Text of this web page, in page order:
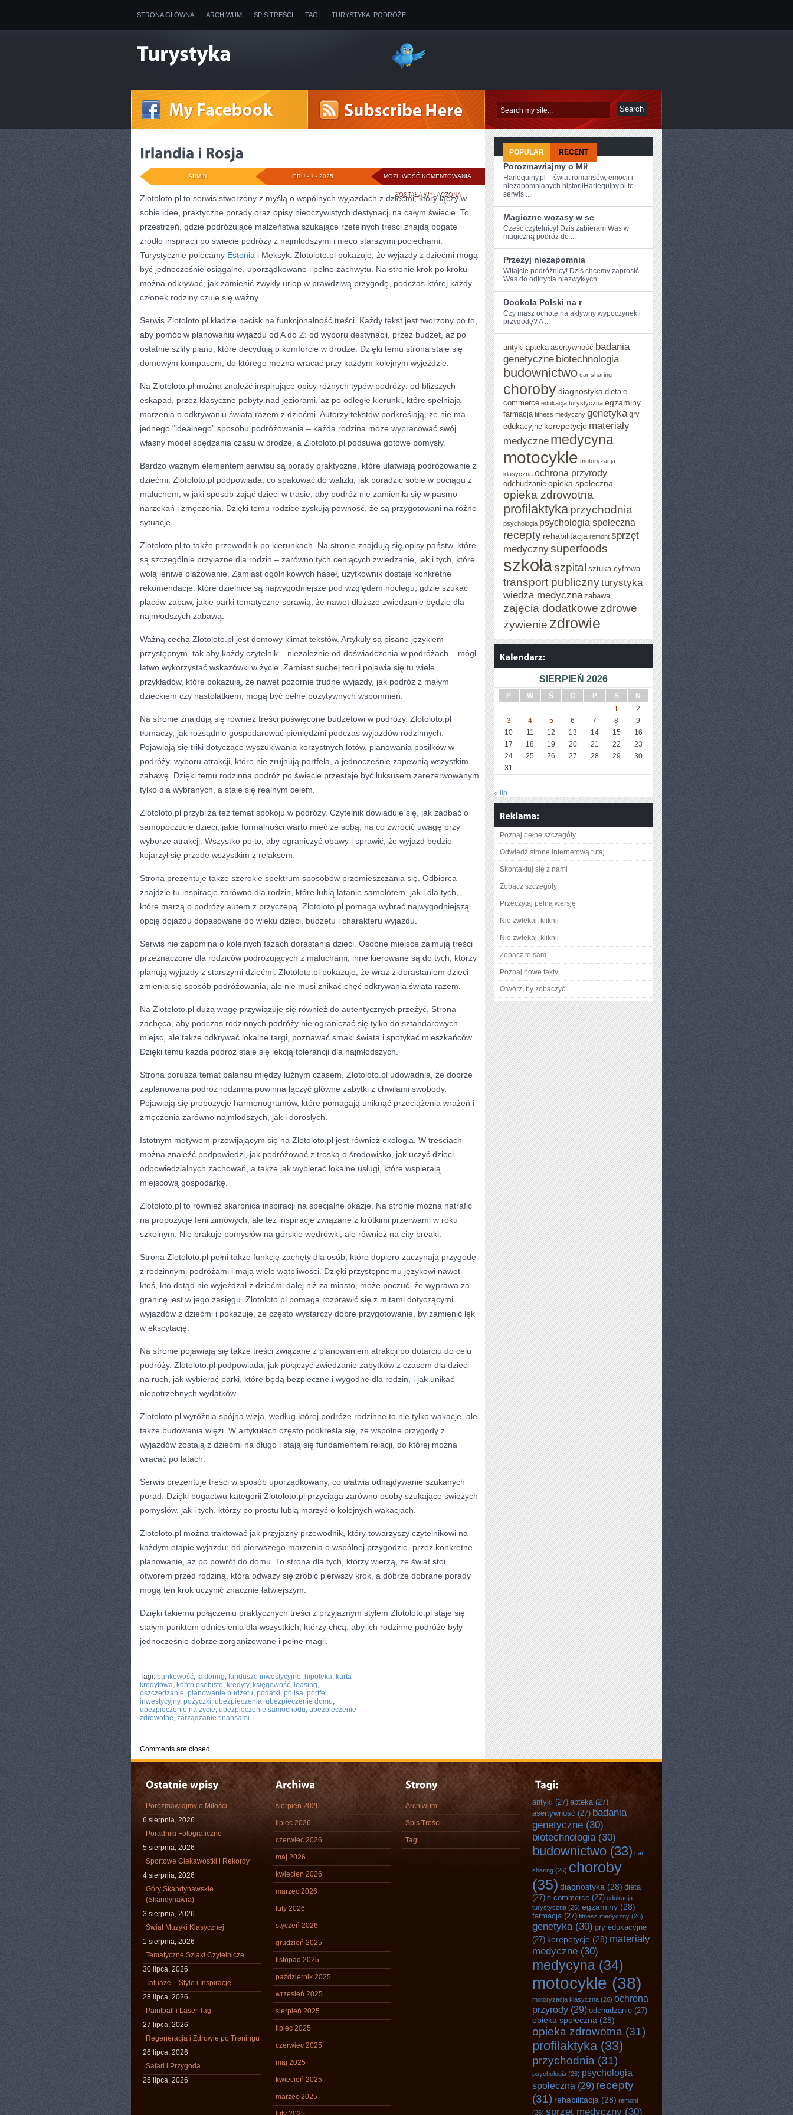
STRONA GŁÓWNA ARCHIWUM SPIS TREŚCI TAGI TURYSTYKA, PODRÓŻE
MOŻLIWOŚĆ KOMENTOWANIA IRLANDIA
ROSJA
ZOSTAŁA WYŁĄCZONA
GRU - 1 - 2025
ADMIN
Zlotoloto.pl to serwis stworzony z myślą o wspólnych wyjazdach z dziećmi, który łączy w
sobie idee, praktyczne porady oraz opisy nieoczywistych destynacji na całym świecie. To
przestrzeń, gdzie podróżujące małżeństwa szukające rzetelnych treści znajdą bogate
źródło inspiracji po świecie podróży z najmłodszymi i nieco starszymi pociechami.
Turystycznie polecamy Estonia i Meksyk. Zlotoloto.pl pokazuje, że wyjazdy z dziećmi mogą
być jednocześnie osiągalne, uporządkowane i pełne zachwytu. Na stronie krok po kroku
można odkrywać, jak zamienić zwykły urlop w prawdziwą przygodę, podczas której każdy
członek rodziny czuje się ważny.
Serwis Zlotoloto.pl kładzie nacisk na funkcjonalność treści. Każdy tekst jest tworzony po to,
aby pomóc w planowaniu wyjazdu od A do Z: od wyboru destynacji, przez budżet, aż po
ostatnie szlify planu, które decydują o komforcie w drodze. Dzięki temu strona staje się
domowym kompasem, do którego można wracać przy każdym kolejnym wyjeździe.
Na Zlotoloto.pl można znaleźć inspirujące opisy różnych typów podróży: od bliższych
eskapad, przez klasyczne pobyty nad jeziorami, aż po odległe kierunki, które spełniają
marzenia o odkrywaniu świata razem z dziećmi. Autorzy tekstów podkreślają, że nie ma
jednego “idealnego” sposobu podróżowania – każda rodzina może wypracować swój
własny model spędzania czasu w drodze, a Zlotoloto.pl podsuwa gotowe pomysły.
Bardzo ważnym elementem serwisu są porady praktyczne, które ułatwiają podróżowanie z
dziećmi. Zlotoloto.pl podpowiada, co spakować do walizki, jak poradzić sobie w pociągu z
maluchem, w jaki sposób zająć dzieci w trasie, aby podróż nie zamieniła się w pasmo
narzekań i zmęczenia. Dzięki temu rodzice zyskują pewność, że są przygotowani na różne
sytuacje.
Zlotoloto.pl to także przewodnik po kierunkach. Na stronie znajdują się opisy państw, które
są szczególnie przyjazne dla rodzin – zarówno tych ceniących zwiedzanie, jak i tych, które
wolą leniwe plażowanie. Zamiast ogólnikowych haseł, użytkownik dostaje konkretne
rekomendacje: które dzielnice są najwygodniejsze pod względem noclegu, gdzie szukać
placów zabaw, jakie parki tematyczne sprawią, że nawet dłuższe zwiedzanie będzie dla
najmłodszych zabawą.
Ważną cechą Zlotoloto.pl jest domowy klimat tekstów. Artykuły są pisane językiem
przystępnym, tak aby każdy czytelnik – niezależnie od doświadczenia w podróżach – mógł
łatwo wykorzystać wskazówki w życie. Zamiast suchej teorii pojawia się tu wiele
przykładów, które pokazują, że nawet pozornie trudne wyjazdy, jak podróż z małym
dzieckiem czy nastolatkiem, mogą być pełne pozytywnych wspomnień.
Na stronie znajdują się również treści poświęcone budżetowi w podróży. Zlotoloto.pl
tłumaczy, jak rozsądnie gospodarować pieniędzmi podczas wyjazdów rodzinnych.
Pojawiają się triki dotyczące wyszukiwania korzystnych lotów, planowania posiłków w
podróży, wyboru atrakcji, które nie zrujnują portfela, a jednocześnie zapewnią wszystkim
zabawę. Dzięki temu rodzinna podróż po świecie przestaje być luksusem zarezerwowanym
tylko dla wybranych, a staje się realnym celem.
Zlotoloto.pl przybliża też temat spokoju w podróży. Czytelnik dowiaduje się, jak zadbać o
samopoczucie dzieci, jakie formalności warto mieć ze sobą, na co zwrócić uwagę przy
wyborze atrakcji. Wszystko po to, aby ograniczyć obawy i sprawić, że wyjazd będzie
kojarzył się przede wszystkim z relaksem.
Strona prezentuje także szerokie spektrum sposobów przemieszczania się. Odbiorca
znajdzie tu inspiracje zarówno dla rodzin, które lubią latanie samolotem, jak i dla tych,
które marzą o podróży autem z przyczepą. Zlotoloto.pl pomaga wybrać najwygodniejszą
opcję dojazdu dopasowane do wieku dzieci, budżetu i charakteru wyjazdu.
Serwis nie zapomina o kolejnych fazach dorastania dzieci. Osobne miejsce zajmują treści
przeznaczone dla rodziców podróżujących z maluchami, inne kierowane są do tych, którzy
planują wyjazdy z starszymi dziećmi. Zlotoloto.pl pokazuje, że wraz z dorastaniem dzieci
zmienia się sposób podróżowania, ale nie musi znikać chęć odkrywania świata razem.
Na Zlotoloto.pl dużą wagę przywiązuje się również do autentycznych przeżyć. Strona
zachęca, aby podczas rodzinnych podróży nie ograniczać się tylko do sztandarowych
miejsc, ale także odkrywać lokalne targi, poznawać smaki świata i spotykać mieszkańców.
Dzięki temu każda podróż staje się lekcją tolerancji dla najmłodszych.
Strona porusza temat balansu między luźnym czasem. Zlotoloto.pl udowadnia, że dobrze
zaplanowana podróż rodzinna powinna łączyć główne zabytki z chwilami swobody.
Pojawiają się propozycje harmonogramów, które pomagają uniknąć przeciążenia wrażeń i
zmęczenia zarówno najmłodszych, jak i dorosłych.
Istotnym motywem przewijającym się na Zlotoloto.pl jest również ekologia. W treściach
można znaleźć podpowiedzi, jak podróżować z troską o środowisko, jak uczyć dzieci
odpowiedzialnych zachowań, a także jak wybierać lokalne usługi, które wspierają
miejscową gospodarkę.
Zlotoloto.pl to również skarbnica inspiracji na specjalne okazje. Na stronie można natrafić
na propozycje ferii zimowych, ale też inspiracje związane z krótkimi przerwami w roku
szkolnym. Nie brakuje pomysłów na górskie wędrówki, ale również na city breaki.
Strona Zlotoloto.pl pełni także funkcję zachęty dla osób, które dopiero zaczynają przygodę
z rodzinnymi podróżami i mają wiele wątpliwości. Dzięki przystępnemu językowi nawet
ktoś, kto dotąd nie wyjeżdżał z dziećmi dalej niż za miasto, może poczuć, że wyprawa za
granicę jest w jego zasięgu. Zlotoloto.pl pomaga rozprawić się z mitami dotyczącymi
wyjazdów z dziećmi i pokazuje, że często wystarczy dobre przygotowanie, by zamienić lęk
w ekscytację.
Na stronie pojawiają się także treści związane z planowaniem atrakcji po dotarciu do celu
podróży. Zlotoloto.pl podpowiada, jak połączyć zwiedzanie zabytków z czasem dla dzieci
na ruch, jak wybierać parki, które będą bezpieczne i wygodne dla rodzin, i jak unikać
niepotrzebnych wydatków.
Zlotoloto.pl wyróżnia spójna wizja, według której podróże rodzinne to nie tylko wakacje, ale
także budowania więzi. W artykułach często podkreśla się, że wspólne przygody z
wyjazdów zostają z dziećmi na długo i stają się fundamentem relacji, do której można
wracać po latach.
Serwis prezentuje treści w sposób uporządkowany, co ułatwia odnajdywanie szukanych
porad. Dzięki bogactwu kategorii Zlotoloto.pl przyciąga zarówno osoby szukające świeżych
pomysłów, jak i tych, którzy po prostu lubią marzyć o kolejnych wakacjach.
Zlotoloto.pl można traktować jak przyjazny przewodnik, który towarzyszy czytelnikowi na
każdym etapie wyjazdu: od pierwszego marzenia o wspólnej przygodzie, przez konkretne
planowanie, aż po powrót do domu. To strona dla tych, którzy wierzą, że świat stoi
otworem przed rodziną, która odważy się zrobić pierwszy krok, a dobrze dobrane porady
mogą ten krok uczynić znacznie łatwiejszym.
Dzięki takiemu połączeniu praktycznych treści z przyjaznym stylem Zlotoloto.pl staje się
stałym punktem odniesienia dla wszystkich, którzy chcą, aby ich rodzinne podróże były
jednocześnie dobrze zorganizowane i pełne magii.
Tagi: bankowość, faktoring, fundusze inwestycyjne, hipoteka, karta
kredytowa, konto osobiste, kredyty, księgowość, leasing,
oszczędzanie, planowanie budżetu, podatki, polisa, portfel
inwestycyjny, pożyczki, ubezpieczenia, ubezpieczenie domu,
ubezpieczenie na życie, ubezpieczenie samochodu, ubezpieczenie
zdrowotne, zarządzanie finansami
Comments are closed.
POPULAR RECENT
Porozmawiajmy o Mił
Harlequiny.pl – świat romansów, emocji i
niezapomnianych historiiHarlequiny.pl to
serwis ...
Magiczne wczasy w se
Cześć czytelnicy! Dziś‌ zabieram Was ⁣w
magiczną podróż do ...
Przeżyj niezapomnia
Witajcie podróżnicy! Dziś chcemy zaprosić
Was do ‌odkrycia niezwykłych ...
Dookoła Polski na r
Czy⁤ masz ochotę na aktywny wypoczynek ​i
przygodę? A ...
antyki apteka asertywność badania
genetyczne biotechnologia
budownictwo car sharing
chorobydiagnostyka dieta e-
commerce edukacja turystyczna egzaminy
farmacja fitness medyczny genetyka gry
edukacyjne korepetycje materiały
medyczne medycyna
motocykle motoryzacja
klasyczna ochrona przyrody
odchudzanie opieka społeczna
opieka zdrowotna
profilaktykaprzychodnia
psychologia psychologia społeczna
recepty rehabilitacja remont sprzęt
medycznysuperfoods
szkołaszpital sztuka cyfrowa
transport publicznyturystyka
wiedza medyczna zabawa
zajęcia dodatkowe zdrowe
żywienie zdrowie
SIERPIEŃ 2026
P W Ś C P S
N
1
2
3
4 5 6 7 8
9
10
11 12 13 14 15
16
17
18 19 20 21 22
23
24
25 26 27 28 29
30
31
« lip
Poznaj pełne szczegóły
Odwiedź stronę internetową tutaj
Skontaktuj się z nami
Zobacz szczegóły
Przeczytaj pełną wersję
Nie zwlekaj, kliknij
Nie zwlekaj, kliknij
Zobacz to sam
Poznaj nowe fakty
Otwórz, by zobaczyć
Porozmawiajmy o Miłości
6 sierpnia, 2026
Poradniki Fotograficzne
5 sierpnia, 2026
Sportowe Ciekawostki i Rekordy
4 sierpnia, 2026
Góry Skandynawskie
(Skandynawia)
3 sierpnia, 2026
Świat Muzyki Klasycznej
1 sierpnia, 2026
Tematyczne Szlaki Czytelnicze
30 lipca, 2026
Tatuaże – Style i Inspiracje
28 lipca, 2026
Paintball i Laser Tag
27 lipca, 2026
Regeneracja i Zdrowie po Treningu
26 lipca, 2026
Safari i Przygoda
25 lipca, 2026
sierpień 2026
lipiec 2026
czerwiec 2026
maj 2026
kwiecień 2026
marzec 2026
luty 2026
styczeń 2026
grudzień 2025
listopad 2025
październik 2025
wrzesień 2025
sierpień 2025
lipiec 2025
czerwiec 2025
maj 2025
kwiecień 2025
marzec 2025
Archiwum
Spis Treści
Tagi
antyki (27) apteka(27)
asertywność (27) badania
genetyczne (30)
biotechnologia(30)
budownictwo (33) car
sharing (26) choroby
(35) diagnostyka (28) dieta
(27) e-commerce (27) edukacja
turystyczna (26) egzaminy (28)
farmacja(27) fitness medyczny (26)
genetyka(30) gry edukacyjne
(27) korepetycje (28) materiały
medyczne (30)
medycyna (34)
motocykle (38)
motoryzacja klasyczna (26) ochrona
przyrody (29) odchudzanie (27)
opieka społeczna (28)
opieka zdrowotna (31)
profilaktyka(33)
przychodnia (31)
psychologia (26) psychologia
społeczna (29) recepty
(31) rehabilitacja (28) remont
(26) sprzęt medyczny (30)